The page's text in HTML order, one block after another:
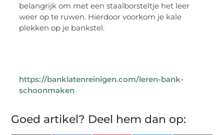
belangrijk om met een staalborsteltje het leer
weer op te ruwen. Hierdoor voorkom je kale
plekken op je bankstel.
https://banklatenreinigen.com/leren-bank-
schoonmaken
Goed artikel? Deel hem dan op: